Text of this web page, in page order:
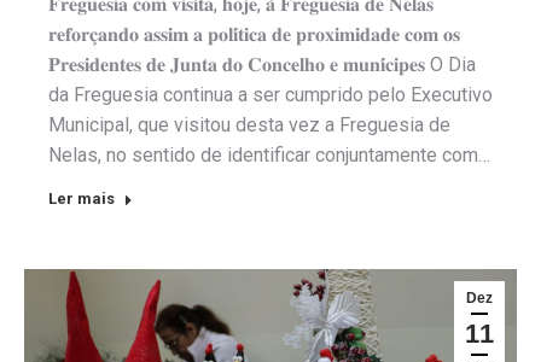
𝐫𝐞𝐟𝐨𝐫𝐜̧𝐚𝐧𝐝𝐨 𝐚𝐬𝐬𝐢𝐦 𝐚 𝐩𝐨𝐥𝐢́𝐭𝐢𝐜𝐚 𝐝𝐞 𝐩𝐫𝐨𝐱𝐢𝐦𝐢𝐝𝐚𝐝𝐞 𝐜𝐨𝐦 𝐨𝐬
𝐏𝐫𝐞𝐬𝐢𝐝𝐞𝐧𝐭𝐞𝐬 𝐝𝐞 𝐉𝐮𝐧𝐭𝐚 𝐝𝐨 𝐂𝐨𝐧𝐜𝐞𝐥𝐡𝐨 𝐞 𝐦𝐮𝐧𝐢́𝐜𝐢𝐩𝐞𝐬 O Dia
da Freguesia continua a ser cumprido pelo Executivo
Municipal, que visitou desta vez a Freguesia de
Nelas, no sentido de identificar conjuntamente com…
Ler mais
Dez
11